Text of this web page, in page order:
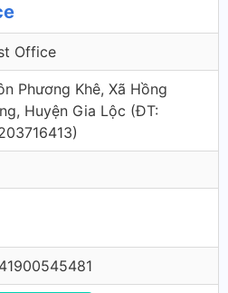
Office
Phương Khê, Xã Hồng
Huyện Gia Lộc (ÐT: